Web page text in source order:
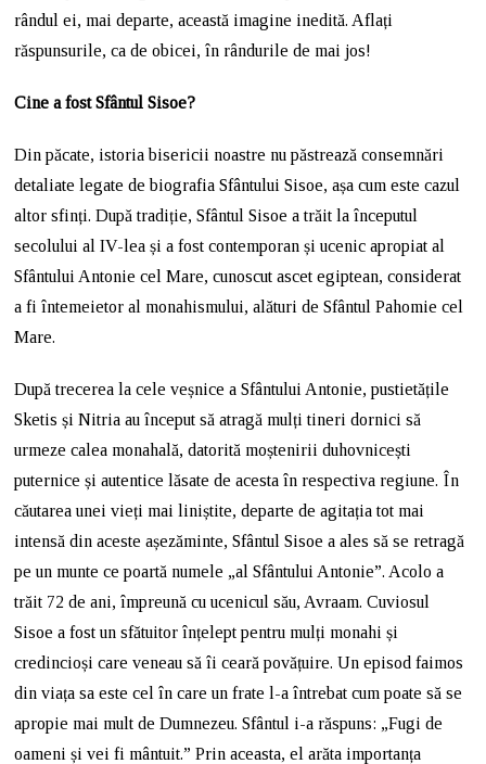
rândul ei, mai departe, această imagine inedită. Aflați
răspunsurile, ca de obicei, în rândurile de mai jos!
Cine a fost Sfântul Sisoe?
Din păcate, istoria bisericii noastre nu păstrează consemnări
detaliate legate de biografia Sfântului Sisoe, așa cum este cazul
altor sfinți. După tradiție, Sfântul Sisoe a trăit la începutul
secolului al IV-lea și a fost contemporan și ucenic apropiat al
Sfântului Antonie cel Mare, cunoscut ascet egiptean, considerat
a fi întemeietor al monahismului, alături de Sfântul Pahomie cel
Mare.
După trecerea la cele veșnice a Sfântului Antonie, pustietățile
Sketis și Nitria au început să atragă mulți tineri dornici să
urmeze calea monahală, datorită moștenirii duhovnicești
puternice și autentice lăsate de acesta în respectiva regiune. În
căutarea unei vieți mai liniștite, departe de agitația tot mai
intensă din aceste așezăminte, Sfântul Sisoe a ales să se retragă
pe un munte ce poartă numele „al Sfântului Antonie”. Acolo a
trăit 72 de ani, împreună cu ucenicul său, Avraam. Cuviosul
Sisoe a fost un sfătuitor înțelept pentru mulți monahi și
credincioși care veneau să îi ceară povățuire. Un episod faimos
din viața sa este cel în care un frate l-a întrebat cum poate să se
apropie mai mult de Dumnezeu. Sfântul i-a răspuns: „Fugi de
oameni și vei fi mântuit.” Prin aceasta, el arăta importanța